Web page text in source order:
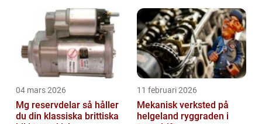
04 mars 2026
Mg reservdelar så håller
du din klassiska brittiska
11 februari 2026
Mekanisk verksted på
helgeland ryggraden i